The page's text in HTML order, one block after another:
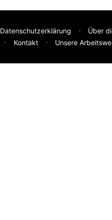
Datenschutzerklärung Über
Kontakt Unsere